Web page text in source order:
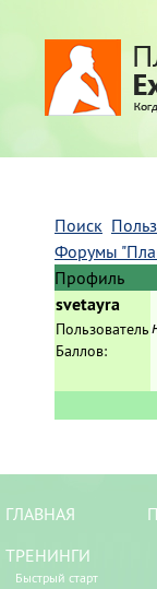
Поиск
Форумы
Профиль
svetayra
Пользователь
Баллов:
ГЛАВНАЯ
ТРЕНИНГИ
Быстрый старт